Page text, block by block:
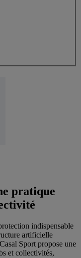
pratique
indispensable
artificielle
Sport propose une
et collectivités,